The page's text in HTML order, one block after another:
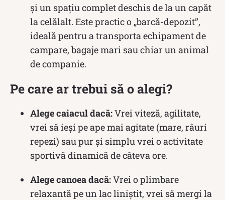
și un spațiu complet deschis de la un capăt
la celălalt. Este practic o „barcă-depozit”,
ideală pentru a transporta echipament de
campare, bagaje mari sau chiar un animal
de companie.
Pe care ar trebui să o alegi?
Alege caiacul dacă:Vrei viteză, agilitate,
vrei să ieși pe ape mai agitate (mare, râuri
repezi) sau pur și simplu vrei o activitate
sportivă dinamică de câteva ore.
Alege canoea dacă:Vrei o plimbare
relaxantă pe un lac liniștit, vrei să mergi la